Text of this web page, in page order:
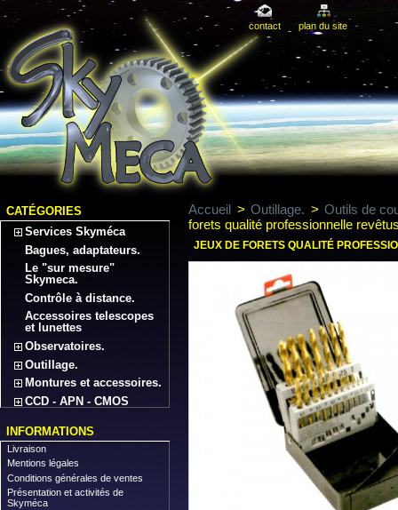
contact plan du site
CATÉGORIES
Services Skyméca
Bagues, adaptateurs.
Le "sur mesure"
Skymeca.
Contrôle à distance.
Accessoires telescopes
et lunettes
Observatoires.
Outillage.
Montures et accessoires.
CCD - APN - CMOS
INFORMATIONS
Livraison
Mentions légales
Conditions générales de ventes
Présentation et activités de
Skyméca
Accueil > Outillage. > Outils de
forets qualité professionnelle
JEUX DE FORETS QUALITÉ